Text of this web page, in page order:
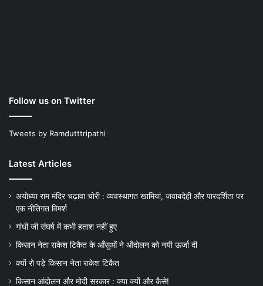
Follow us on Twitter
Tweets by Ramdutttripathi
Latest Articles
अयोध्या राम मंदिर चढ़ावा चोरी : व्यवस्थागत खामियां, जवाबदेही और पारदर्शिता पर
एक नीतिगत विमर्श
गांधी जी संघर्ष में कभी हताश नहीं हुए
किसान नेता राकेश टिकैत के आँसुओं ने ऑंदोलन को नयी ऊर्जा दी
क्यों रो पड़े किसान नेता राकेश टिकैत
किसान आंदोलन और मोदी सरकार : क्या क्यों और कैसे!